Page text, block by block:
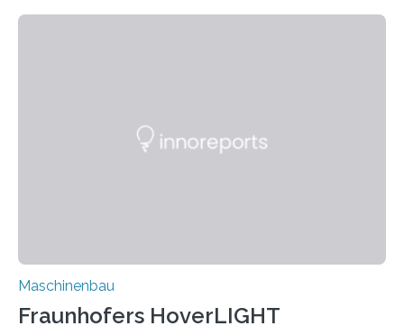
Durch den verstärkten Einsatz von Rezyklaten
Maschinenbau
Fraunhofers HoverLIGHT